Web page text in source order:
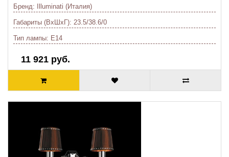
Бренд: Illuminati (Италия)
Габариты (ВхШхГ): 23.5/38.6/0
Тип лампы: E14
11 921 руб.